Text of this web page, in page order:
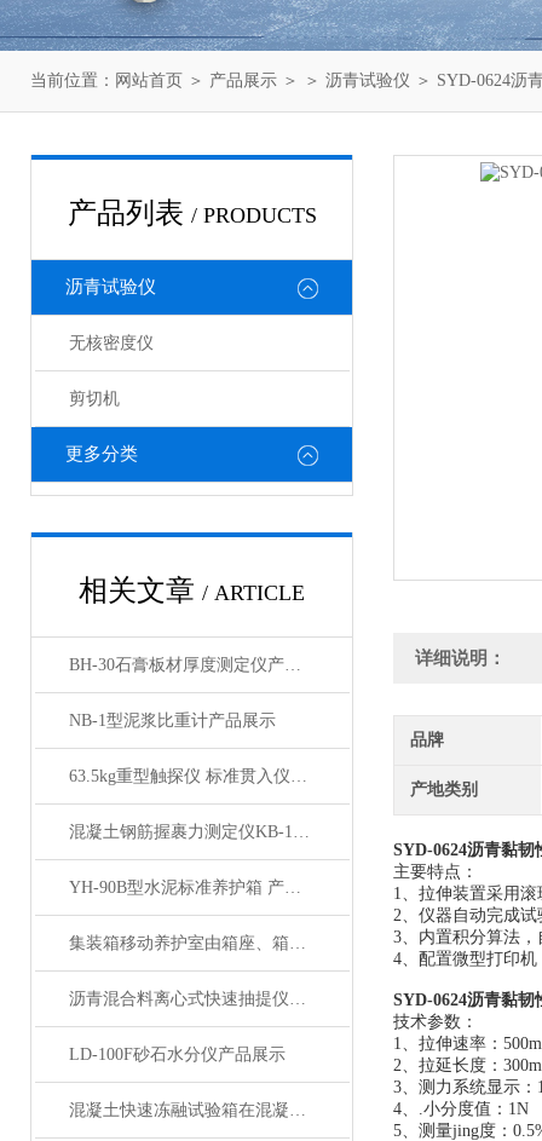
当前位置： 网站首页 ＞ 产品展示 ＞ ＞ 沥青试验仪 ＞ SYD-0624沥
产品列表 / PRODUCTS
沥青试验仪
无核密度仪
剪切机
更多分类
相关文章 / ARTICLE
BH-30石膏板材厚度测定仪产品展示
NB-1型泥浆比重计产品展示
63.5kg重型触探仪 标准贯入仪产品展示
混凝土钢筋握裹力测定仪KB-150型产品展示
YH-90B型水泥标准养护箱 产品展示
集装箱移动养护室由箱座、箱体及箱顶三部分组成
沥青混合料离心式快速抽提仪产品展示
LD-100F砂石水分仪产品展示
混凝土快速冻融试验箱在混凝土行业中的重要作用与应用领域说明
详细说明：
品牌
产地类别
SYD-0624沥青黏
主要特点：
1、拉伸装置采用
2、仪器自动完成
3、内置积分算法
4、配置微型打印
SYD-0624沥青黏
技术参数：
1、拉伸速率：
2、拉延长度：
3、测力系统显示：
4、.小分度值：1N
5、测量jing度：